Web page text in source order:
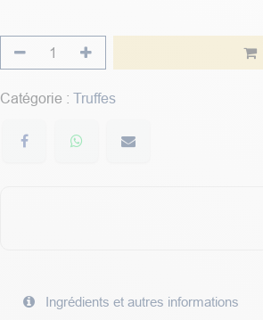
Catégorie : Truffes
Ingrédients et autres informations